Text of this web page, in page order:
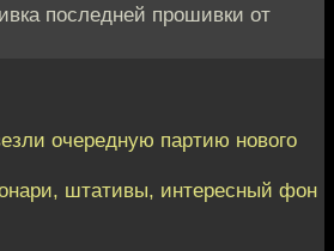
последней прошивки от
очередную партию нового
штативы, интересный фон